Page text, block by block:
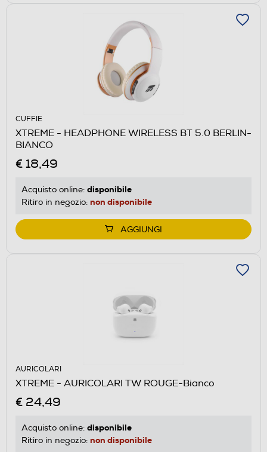
CUFFIE
XTREME - HEADPHONE WIRELESS BT 5.0 BERLIN-
BIANCO
€ 18,49
Acquisto online: disponibile
Ritiro in negozio: non disponibile
AGGIUNGI
AURICOLARI
XTREME - AURICOLARI TW ROUGE-Bianco
€ 24,49
Acquisto online: disponibile
Ritiro in negozio: non disponibile